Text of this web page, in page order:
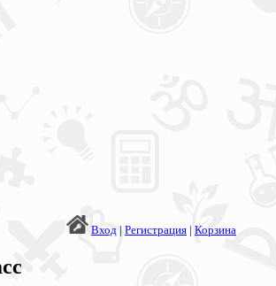
Вход | Регистрация | Корзина